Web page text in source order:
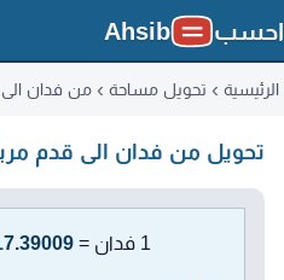
احسب Ahsib
الرئيسية تحويل مساحة من فدان
تحويل من فدان الى قدم
1 فدان = 45217.39009